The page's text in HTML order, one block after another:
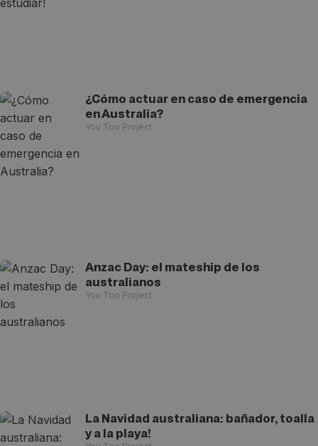
¿Cómo actuar en caso de emergencia
en Australia?
You Too Project
Anzac Day: el mateship de los
australianos
You Too Project
La Navidad australiana: bañador, toalla
y a la playa!